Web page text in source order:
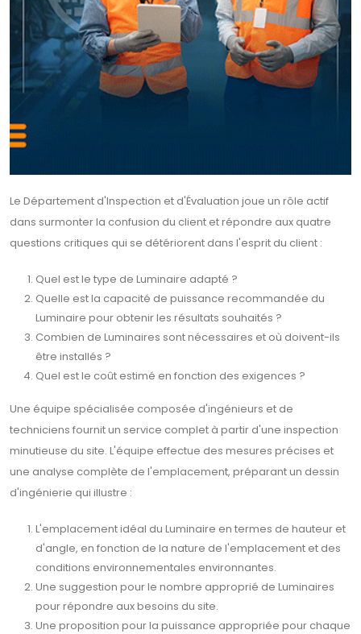
Le Département d'Inspection et d'Évaluation joue un rôle actif
dans surmonter la confusion du client et répondre aux quatre
questions critiques qui se détériorent dans l'esprit du client :
Quel est le type de Luminaire adapté ?
Quelle est la capacité de puissance recommandée du
Luminaire pour obtenir les résultats souhaités ?
Combien de Luminaires sont nécessaires et où doivent-ils
être installés ?
Quel est le coût estimé en fonction des exigences ?
Une équipe spécialisée composée d'ingénieurs et de
techniciens fournit un service complet à partir d'une inspection
minutieuse du site. L'équipe effectue des mesures précises et
une analyse complète de l'emplacement, préparant un dessin
d'ingénierie qui illustre :
L'emplacement idéal du Luminaire en termes de hauteur et
d'angle, en fonction de la nature de l'emplacement et des
conditions environnementales environnantes.
Une suggestion pour le nombre approprié de Luminaires
pour répondre aux besoins du site.
Une proposition pour la puissance appropriée pour chaque